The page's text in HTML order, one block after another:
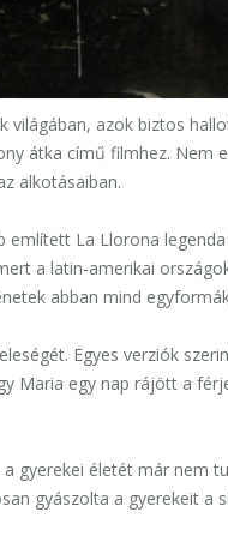
világában, azok biztos
átka című filmhez. Nem
alkotásaiban.
említett La Llorona legenda
a latin-amerikai
abban mind
Egyes verziók
Maria egy nap rájött a
gyerekei életét már nem
gyászolta a gyerekeit a